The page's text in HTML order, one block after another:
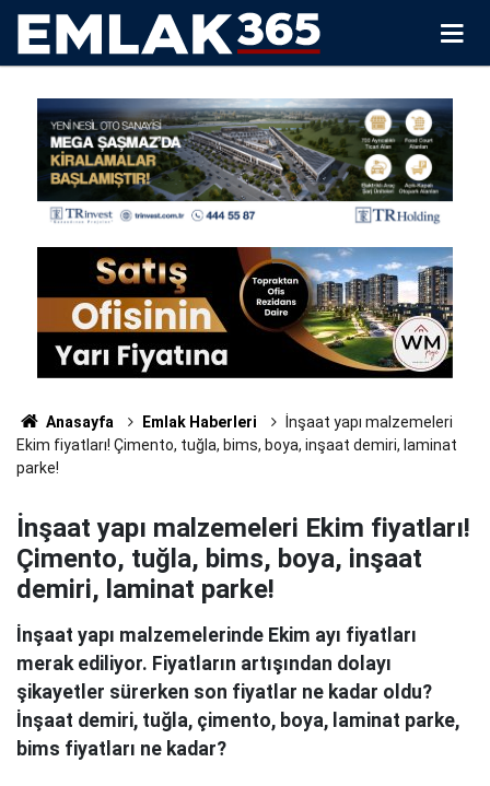
Anasayfa Emlak Haberleri
İnşaat yapı malzemeleri
Ekim fiyatları! Çimento, tuğla, bims, boya, inşaat demiri, laminat
parke!
İnşaat yapı malzemeleri Ekim fiyatları!
Çimento, tuğla, bims, boya, inşaat
demiri, laminat parke!
İnşaat yapı malzemelerinde Ekim ayı fiyatları
merak ediliyor. Fiyatların artışından dolayı
şikayetler sürerken son fiyatlar ne kadar oldu?
İnşaat demiri, tuğla, çimento, boya, laminat parke,
bims fiyatları ne kadar?